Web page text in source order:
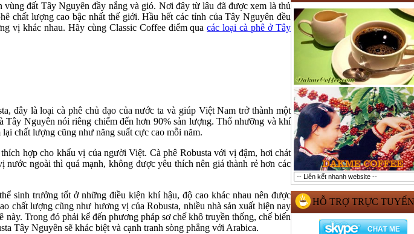
đất Tây Nguyên đầy nắng và gió. Nơi đây từ lâu đã được xem là thủ
chất lượng cao bậc nhất thế giới. Hầu hết các tỉnh của Tây Nguyên đều
vị khác nhau. Hãy cùng Classic Coffee điểm quacác loại cà phê ở Tây
đây là loại cà phê chủ đạo của nước ta và giúp Việt Nam trở thành một
Nguyên nói riêng chiếm đến hơn 90% sản lượng. Thổ nhưỡng và khí
chất lượng cũng như năng suất cực cao mỗi năm.
hợp cho khẩu vị của người Việt. Cà phê Robusta với vị đậm, hơi chát
ngoài thì quá mạnh, không được yêu thích nên giá thành rẻ hơn các
sinh trưởng tốt ở những điều kiện khí hậu, độ cao khác nhau nên được
chất lượng cũng như hương vị của Robusta, nhiều nhà sản xuất hiện nay
Trong đó phải kể đến phương pháp sơ chế khô truyền thống, chế biến
Tây Nguyên sẽ khác biệt và cạnh tranh sòng phẳng với Arabica.
HỖ TRỢ TRỰC TUYẾN